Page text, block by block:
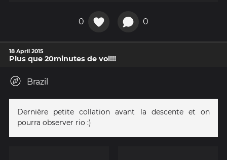
0 0
18 April 2015
Plus que 20minutes de vol!!!
Brazil
Dernière petite collation avant la descente et on
pourra observer rio :)